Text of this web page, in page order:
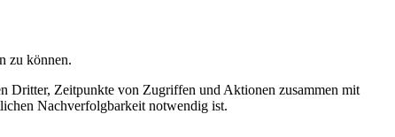
zu können.
Dritter, Zeitpunkte von Zugriffen und Aktionen zusammen mit
Nachverfolgbarkeit notwendig ist.